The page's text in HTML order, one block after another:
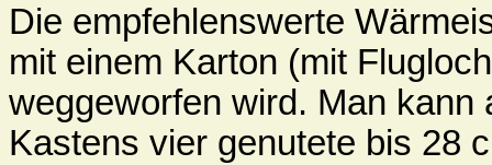
Die empfehlenswerte
mit einem Karton (mit
weggeworfen wird. Man
Kastens vier genutete bis 28